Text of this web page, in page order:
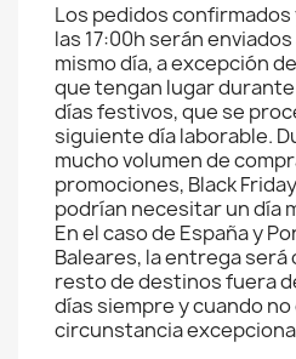
Los pedidos
las 17:00h serán
mismo día, a excepción
que tengan lugar
días festivos, que se
siguiente día laborable.
mucho volumen de
promociones, Black
podrían necesitar un día
En el caso de España y
Baleares, la entrega será
resto de destinos fuera
días siempre y cuando
circunstancia